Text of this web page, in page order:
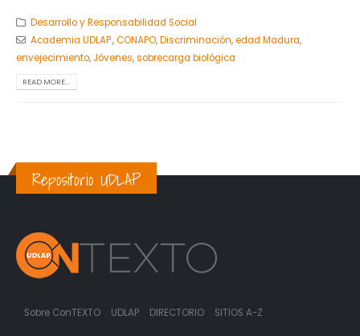
Desarrollo y Responsabilidad Social
Academia UDLAP.,CONAPO,Discriminación,edad Madura,
envejecimiento, Jóvenes,sobrecarga biológica
READ MORE...
Repositorio UDLAP
Sobre ConTEXTO UDLAP DIRECTORIO SITIOS A-Z